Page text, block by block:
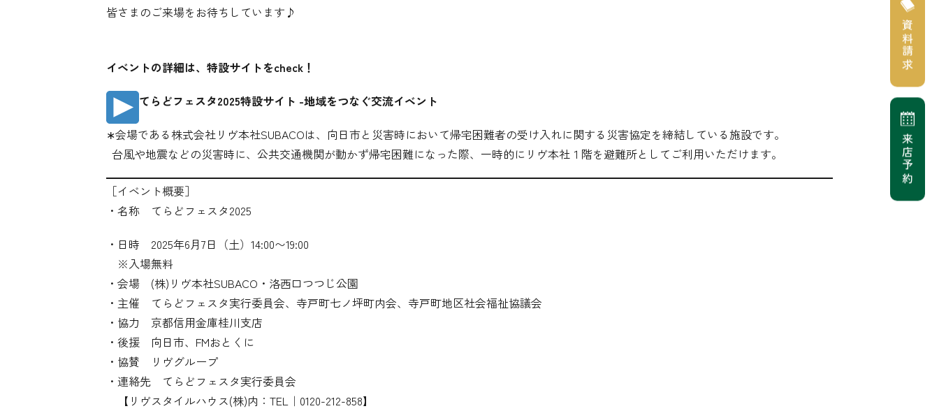
皆さまのご来場をお待ちしています♪
イベントの詳細は、特設サイトをcheck！
てらどフェスタ2025特設サイト -地域をつなぐ交流イベント
∗会場である株式会社リヴ本社SUBACOは、向日市と災害時において帰宅困難者の受け入れに関する災害協定を締結している施設です。
台風や地震などの災害時に、公共交通機関が動かず帰宅困難になった際、一時的にリヴ本社１階を避難所としてご利用いただけます。
［イベント概要］
・名称 てらどフェスタ2025
・日時 2025年6月7日（土）14:00〜19:00
※入場無料
・会場 (株)リヴ本社SUBACO・洛西口つつじ公園
・主催 てらどフェスタ実行委員会、寺戸町七ノ坪町内会、寺戸町地区社会福祉協議会
・協力 京都信用金庫桂川支店
・後援 向日市、FMおとくに
・協賛 リヴグループ
・連絡先 てらどフェスタ実行委員会
【リヴスタイルハウス(株)内：TEL｜0120-212-858】
資料請求
来店予約